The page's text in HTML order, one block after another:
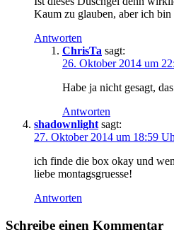
Kaum zu glauben, aber ich
Antworten
ChrisTa sagt:
26. Oktober 2014 um
Habe ja nicht gesagt,
Antworten
shadownlight sagt:
27. Oktober 2014 um 18:59
ich finde die box okay und
liebe montagsgruesse!
Antworten
Schreibe einen Kommentar